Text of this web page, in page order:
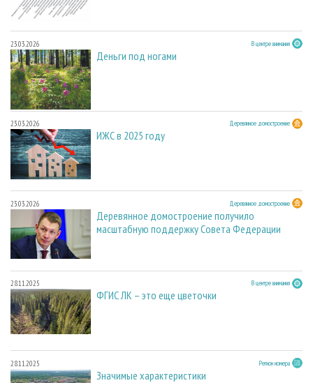
23.03.2026 В центре внимания
Деньги под ногами
23.03.2026 Деревянное домостроение
ИЖС в 2025 году
23.03.2026 Деревянное домостроение
Деревянное домостроение получило
масштабную поддержку Совета Федерации
28.11.2025 В центре внимания
ФГИС ЛК – это еще цветочки
28.11.2025 Регион номера
Значимые характеристики